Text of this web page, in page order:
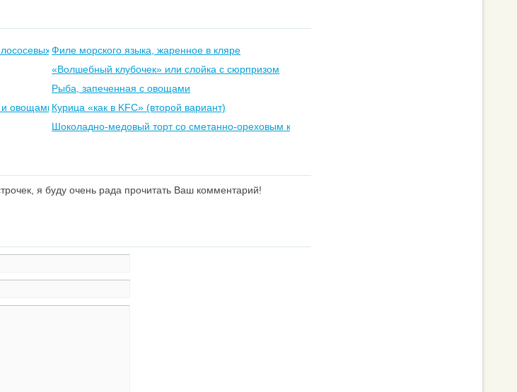
Филе морского языка, жаренное в кляре
«Волшебный клубочек» или слойка с сюрпризом
Рыба, запеченная с овощами
и овощамиКурица «как в KFC» (второй вариант)
Шоколадно-медовый торт со сметанно-ореховым кремом
я буду очень рада прочитать Ваш комментарий!